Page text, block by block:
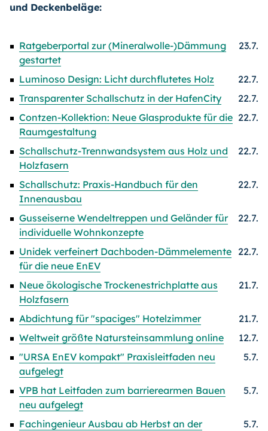
und Deckenbeläge:
Ratgeberportal zur (Mineralwolle-)Dämmung
gestartet
23.7.
Luminoso Design: Licht durchflutetes Holz
22.7.
Transparenter Schallschutz in der HafenCity
22.7.
Contzen-Kollektion: Neue Glasprodukte für die
Raumgestaltung
22.7.
Schallschutz-Trennwandsystem aus Holz und
Holzfasern
22.7.
Schallschutz: Praxis-Handbuch für den
Innenausbau
22.7.
Gusseiserne Wendeltreppen und Geländer für
individuelle Wohnkonzepte
22.7.
Unidek verfeinert Dachboden-Dämmelemente
für die neue EnEV
22.7.
Neue ökologische Trockenestrichplatte aus
Holzfasern
21.7.
Abdichtung für "spaciges" Hotelzimmer
21.7.
Weltweit größte Natursteinsammlung online
12.7.
"URSA EnEV kompakt" Praxisleitfaden neu
aufgelegt
5.7.
VPB hat Leitfaden zum barrierearmen Bauen
neu aufgelegt
5.7.
Fachingenieur Ausbau ab Herbst an der
5.7.